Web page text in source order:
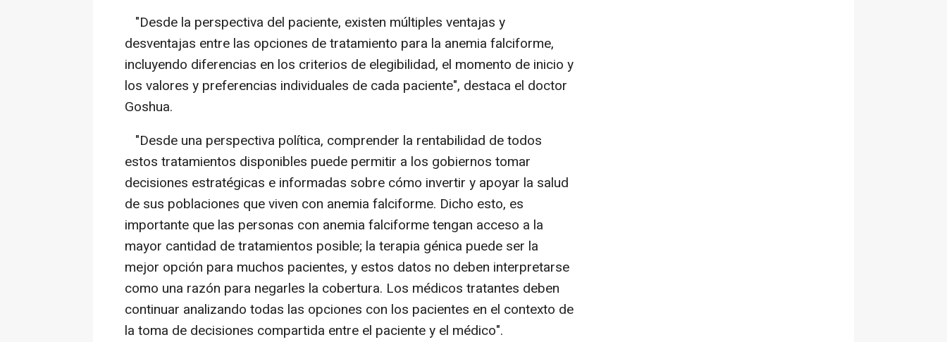
"Desde la perspectiva del paciente, existen múltiples ventajas y
desventajas entre las opciones de tratamiento para la anemia falciforme,
incluyendo diferencias en los criterios de elegibilidad, el momento de inicio y
los valores y preferencias individuales de cada paciente", destaca el doctor
Goshua.
"Desde una perspectiva política, comprender la rentabilidad de todos
estos tratamientos disponibles puede permitir a los gobiernos tomar
decisiones estratégicas e informadas sobre cómo invertir y apoyar la salud
de sus poblaciones que viven con anemia falciforme. Dicho esto, es
importante que las personas con anemia falciforme tengan acceso a la
mayor cantidad de tratamientos posible; la terapia génica puede ser la
mejor opción para muchos pacientes, y estos datos no deben interpretarse
como una razón para negarles la cobertura. Los médicos tratantes deben
continuar analizando todas las opciones con los pacientes en el contexto de
la toma de decisiones compartida entre el paciente y el médico".